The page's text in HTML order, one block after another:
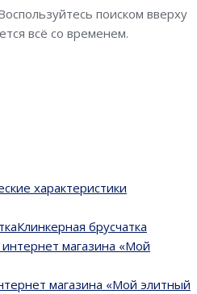
поиском вверху
всё со временем.
характеристики
Клинкерная брусчатка
магазина «Мой элитный